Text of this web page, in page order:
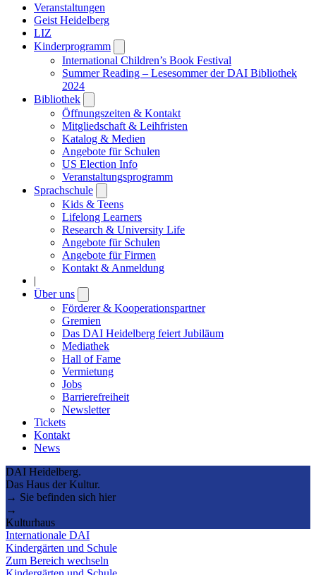
Veranstaltungen
Geist Heidelberg
LIZ
Kinderprogramm
submenu
International Children’s Book Festival
Summer Reading – Lesesommer der DAI Bibliothek
2024
Bibliothek
submenu
Öffnungszeiten & Kontakt
Mitgliedschaft & Leihfristen
Katalog & Medien
Angebote für Schulen
US Election Info
Veranstaltungsprogramm
Sprachschule
submenu
Kids & Teens
Lifelong Learners
Research & University Life
Angebote für Schulen
Angebote für Firmen
Kontakt & Anmeldung
|
Über uns
submenu
Förderer & Kooperationspartner
Gremien
Das DAI Heidelberg feiert Jubiläum
Mediathek
Hall of Fame
Vermietung
Jobs
Barrierefreiheit
Newsletter
Tickets
Kontakt
News
DAI Heidelberg.
Das Haus der Kultur.
→ Sie befinden sich hier
→
Kulturhaus
Internationale DAI
Kindergärten und Schule
Zum Bereich wechseln